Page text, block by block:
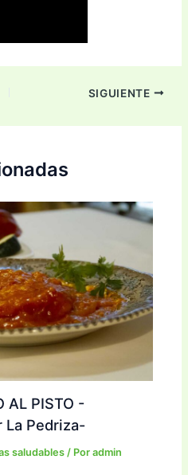
SIGUIENTE
AL PISTO -
La Pedriza-
saludables / Poradmin